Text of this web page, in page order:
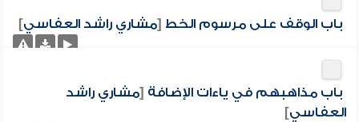
باب الوقف على مرسوم الخط [مشاري راشد العفاسي]
باب مذاهبهم في ياءات الإضافة [مشاري راشد
العفاسي]